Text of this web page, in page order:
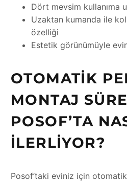
Dört mevsim kullanıma
Uzaktan kumanda ile
özelliği
Estetik görünümüyle
OTOMATIK
MONTAJ
POSOF’TA
İLERLIYOR?
Posof’taki eviniz için otomatik